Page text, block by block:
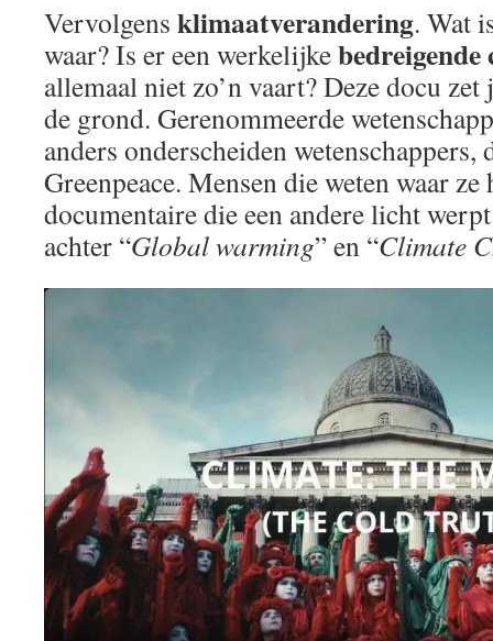
Vervolgens klimaatverandering. Wat
waar? Is er een werkelijkebedreigende
allemaal niet zo’n vaart? Deze docu
de grond. Gerenommeerde
anders onderscheiden
Greenpeace. Mensen die weten waar
documentaire die een andere licht
achter “Global warming” en “Climate